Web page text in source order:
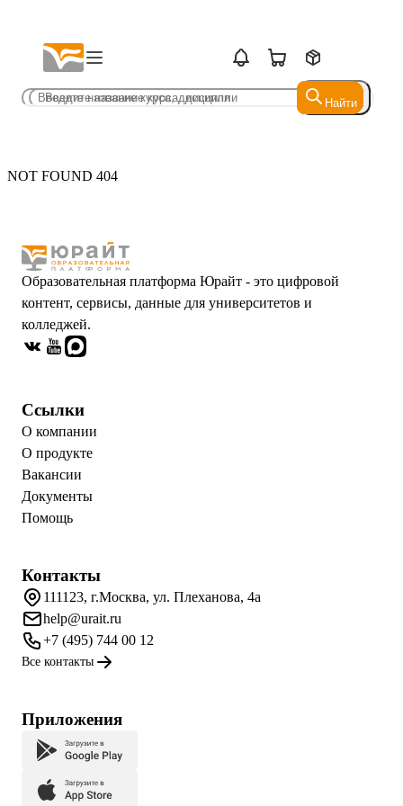
Найти
Найти
NOT FOUND 404
Образовательная платформа Юрайт - это цифровой
контент, сервисы, данные для университетов и
колледжей.
Ссылки
О компании
О продукте
Вакансии
Документы
Помощь
Контакты
111123, г.Москва, ул. Плеханова, 4а
help@urait.ru
+7 (495) 744 00 12
Все контакты
Приложения